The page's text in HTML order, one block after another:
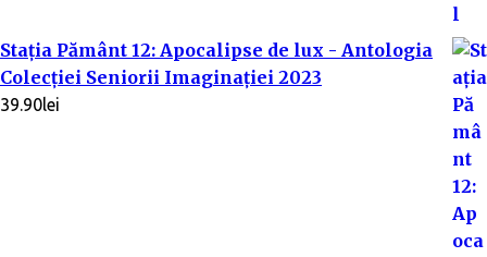
Stația Pământ 12: Apocalipse de lux - Antologia
Colecției Seniorii Imaginației 2023
39.90lei